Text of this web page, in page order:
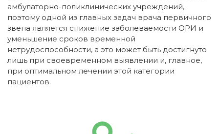
амбулаторно-поликлинических учреждений,
поэтому одной из главных задач врача первичного
звена является снижение заболеваемости ОРИ и
уменьшение сроков временной
нетрудоспособности, а это может быть достигнуто
лишь при своевременном выявлении и, главное,
при оптимальном лечении этой категории
пациентов.